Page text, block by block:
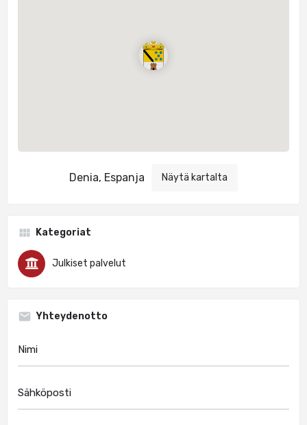
Denia, Espanja Näytä kartalta
Kategoriat
Julkiset palvelut
Yhteydenotto